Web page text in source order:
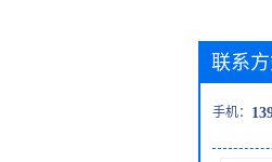
联系
手机：